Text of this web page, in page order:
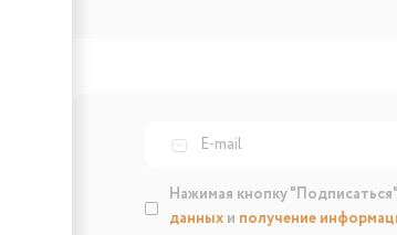
Нажимая кнопку
данных и получение